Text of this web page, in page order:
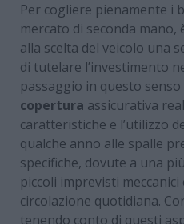
Per cogliere pienamente i
mercato di seconda mano,
alla scelta del veicolo una
di tutelare l’investimento
passaggio in questo
copertura assicurativa
caratteristiche e l’utilizzo
qualche anno alle spalle
specifiche, dovute a una
piccoli imprevisti
circolazione quotidiana.
tenendo conto di questi